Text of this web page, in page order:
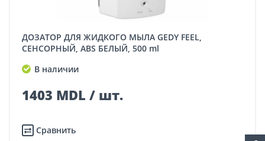
ДОЗАТОР ДЛЯ ЖИДКОГО МЫЛА GEDY FEEL,
СЕНСОРНЫЙ, ABS БЕЛЫЙ, 500 ml
В наличии
1403 MDL / шт.
Сравнить